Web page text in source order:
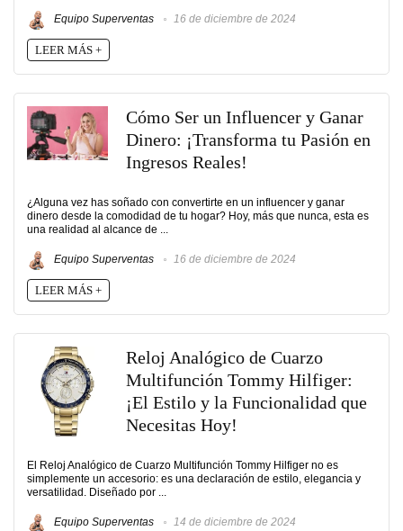
Equipo Superventas 16 de diciembre de 2024
LEER MÁS +
Cómo Ser un Influencer y Ganar
Dinero: ¡Transforma tu Pasión en
Ingresos Reales!
¿Alguna vez has soñado con convertirte en un influencer y ganar
dinero desde la comodidad de tu hogar? Hoy, más que nunca, esta es
una realidad al alcance de ...
Equipo Superventas 16 de diciembre de 2024
LEER MÁS +
Reloj Analógico de Cuarzo
Multifunción Tommy Hilfiger:
¡El Estilo y la Funcionalidad que
Necesitas Hoy!
El Reloj Analógico de Cuarzo Multifunción Tommy Hilfiger no es
simplemente un accesorio: es una declaración de estilo, elegancia y
versatilidad. Diseñado por ...
Equipo Superventas 14 de diciembre de 2024